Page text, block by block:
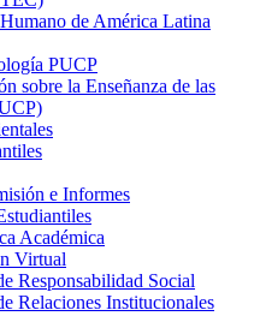
de América Latina
PUCP
sobre la Enseñanza de las
e Informes
Académica
Virtual
Responsabilidad Social
Relaciones Institucionales